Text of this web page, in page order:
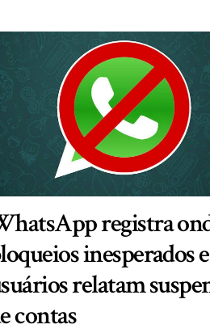
registra
inesperados e
relatam
contas